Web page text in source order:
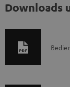
Downloads
D